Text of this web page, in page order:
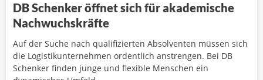
DB Schenker öffnet sich für akademische
Nachwuchskräfte
Auf der Suche nach qualifizierten Absolventen müssen sich
die Logistikunternehmen ordentlich anstrengen. Bei DB
Schenker finden junge und flexible Menschen ein